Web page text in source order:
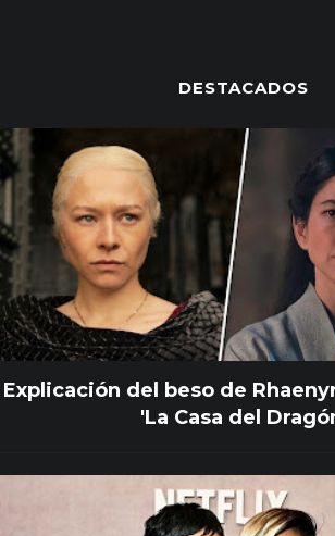
DESTACADOS
Explicación del beso de
'La Casa del